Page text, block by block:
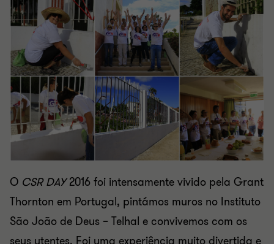
O CSR DAY2016 foi intensamente vivido pela Grant
Thornton em Portugal, pintámos muros no Instituto
São João de Deus – Telhal e convivemos com os
seus utentes. Foi uma experiência muito divertida e